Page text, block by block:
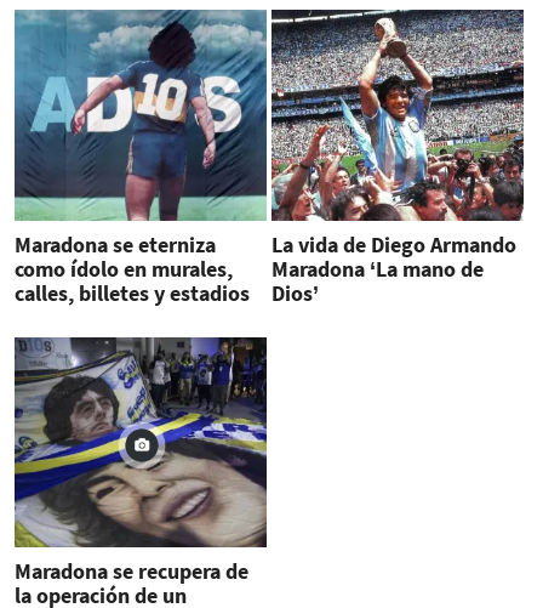
Maradona se eterniza
como ídolo en murales,
calles, billetes y estadios
La vida de Diego Armando
Maradona ‘La mano de
Dios’
Maradona se recupera de
la operación de un